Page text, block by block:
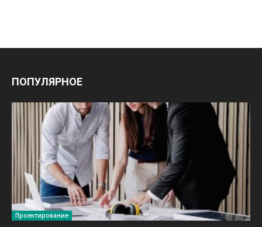
ПОПУЛЯРНОЕ
Проектирование